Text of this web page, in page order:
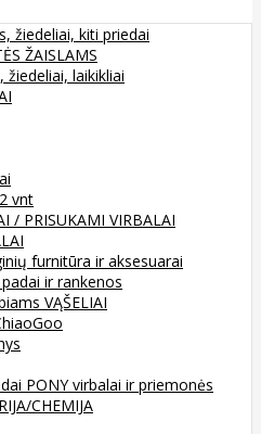
žiedeliai, kiti priedai
ŽAISLAMS
žiedeliai, laikikliai
vnt
/ PRISUKAMI VIRBALAI
furnitūra ir aksesuarai
ir rankenos
VĄŠELIAI
PONY virbalai ir priemonės
CHEMIJA